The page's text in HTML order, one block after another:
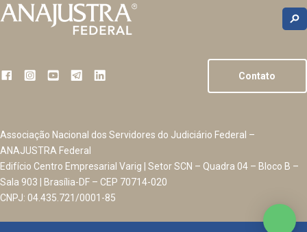
Contato
Associação Nacional dos Servidores do Judiciário Federal –
ANAJUSTRA Federal
Edifício Centro Empresarial Varig | Setor SCN – Quadra 04 – Bloco B –
Sala 903 | Brasília-DF – CEP 70714-020
CNPJ: 04.435.721/0001-85